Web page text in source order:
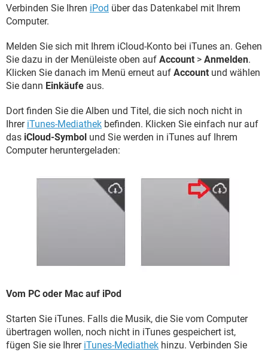
Verbinden Sie Ihren iPod über das Datenkabel mit Ihrem
Computer.
Melden Sie sich mit Ihrem iCloud-Konto bei iTunes an. Gehen
Sie dazu in der Menüleiste oben auf Account > Anmelden.
Klicken Sie danach im Menü erneut auf Account und wählen
Sie dann Einkäufe aus.
Dort finden Sie die Alben und Titel, die sich noch nicht in
Ihrer iTunes-Mediathek befinden. Klicken Sie einfach nur auf
das iCloud-Symbol und Sie werden in iTunes auf Ihrem
Computer heruntergeladen:
Vom PC oder Mac auf iPod
Starten Sie iTunes. Falls die Musik, die Sie vom Computer
übertragen wollen, noch nicht in iTunes gespeichert ist,
fügen Sie sie Ihrer iTunes-Mediathek hinzu. Verbinden Sie